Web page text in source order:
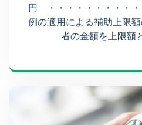
円 ・・・・・・・・・
例の適用による補助上限
者の金額を上限額